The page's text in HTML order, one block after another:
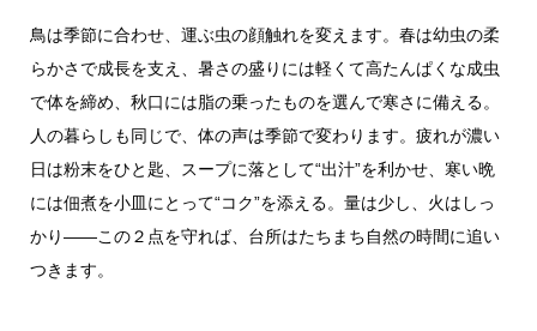
鳥は季節に合わせ、運ぶ虫の顔触れを変えます。春は幼虫の柔
らかさで成長を支え、暑さの盛りには軽くて高たんぱくな成虫
で体を締め、秋口には脂の乗ったものを選んで寒さに備える。
人の暮らしも同じで、体の声は季節で変わります。疲れが濃い
日は粉末をひと匙、スープに落として“出汁”を利かせ、寒い晩
には佃煮を小皿にとって“コク”を添える。量は少し、火はしっ
かり――この２点を守れば、台所はたちまち自然の時間に追い
つきます。